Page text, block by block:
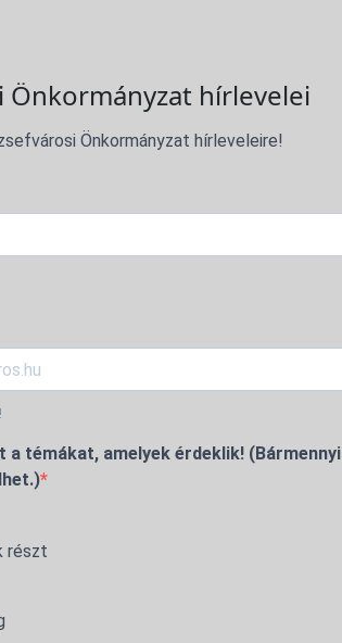
Önkormányzat hírlevelei
Önkormányzat hírleveleire!
a témákat, amelyek érdeklik! (Bármennyi
részt